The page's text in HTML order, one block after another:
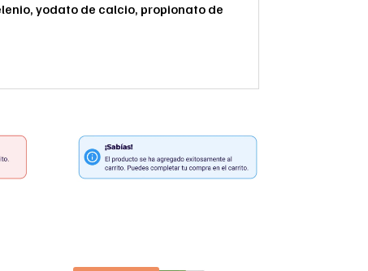
yodato de calcio, propionato de